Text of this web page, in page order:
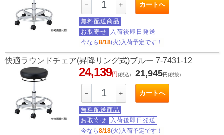
－ ＋ カートへ
無料配送商品
お取寄せ
入荷後即日発送
今なら8/18(火)入荷予定です！
快適ラウンドチェア(昇降リング式)ブルー 7-7431-12
24,139円(税込) 21,945円(税抜)
－ ＋ カートへ
無料配送商品
お取寄せ
入荷後即日発送
今なら8/18(火)入荷予定です！